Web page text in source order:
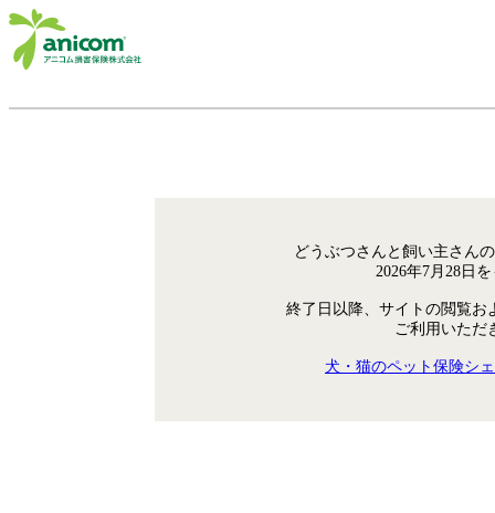
どうぶつさんと飼い主さん
2026年7月28日
終了日以降、サイトの閲覧お
ご利用いただ
犬・猫のペット保険シ